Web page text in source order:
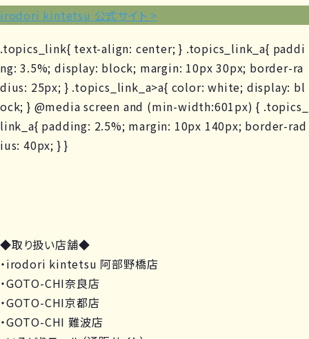
irodori kintetsu 公式サイト >
.topics_link{ text-align: center; } .topics_link_a{ paddi
ng: 3.5%; display: block; margin: 10px 30px; border-ra
dius: 25px; } .topics_link_a>a{ color: white; display: bl
ock; } @media screen and (min-width:601px) { .topics_
link_a{ padding: 2.5%; margin: 10px 140px; border-rad
ius: 40px; } }
◆取り扱い店舗◆
・irodori kintetsu 阿部野橋店
・GOTO-CHI奈良店
・GOTO-CHI京都店
・GOTO-CHI 難波店